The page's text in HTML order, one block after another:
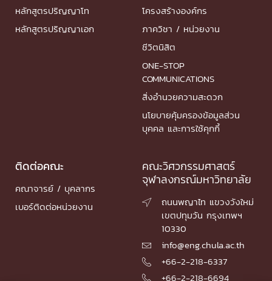
หลักสูตรปริญญาโท
หลักสูตรปริญญาเอก
โครงสร้างองค์กร
ภาควิชา / หน่วยงาน
ชีวิตนิสิต
ONE-STOP
COMMUNICATIONS
สิ่งอำนวยความสะดวก
นโยบายคุ้มครองข้อมูลส่วน
บุคคล และการใช้คุกกี้
ติดต่อคณะ
คณาจารย์ / บุคลากร
เบอร์ติดต่อหน่วยงาน
คณะวิศวกรรมศาสตร์
จุฬาลงกรณ์มหาวิทยาลัย

ถนนพญาไท แขวงวังใหม่
เขตปทุมวัน กรุงเทพฯ
10330
 info@eng.chula.ac.th
 +66-2-218-6337
 +66-2-218-6694